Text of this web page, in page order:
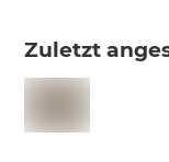
Zuletzt